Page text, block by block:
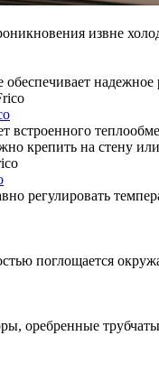
извне
встроенного
крепить на стену
регулировать
поглощается
оребренные